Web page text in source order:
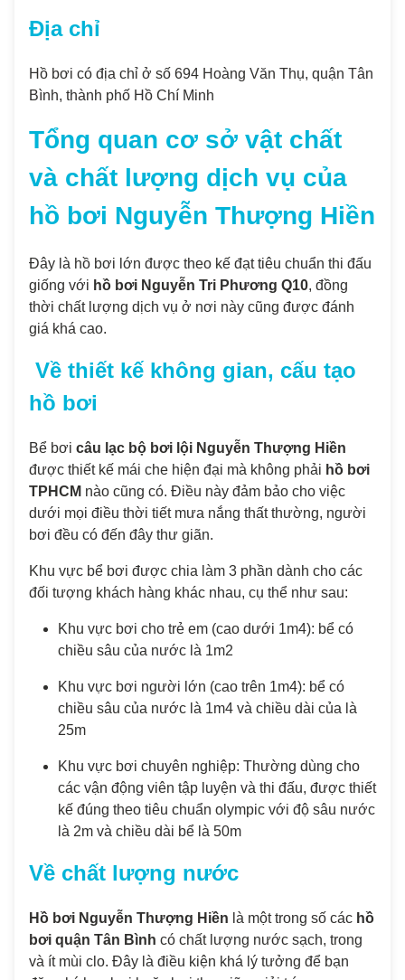
Địa chỉ
Hồ bơi có địa chỉ ở số 694 Hoàng Văn Thụ, quận Tân
Bình, thành phố Hồ Chí Minh
Tổng quan cơ sở vật chất
và chất lượng dịch vụ của
hồ bơi Nguyễn Thượng Hiền
Đây là hồ bơi lớn được theo kế đạt tiêu chuẩn thi đấu
giống với hồ bơi Nguyễn Tri Phương Q10, đồng
thời chất lượng dịch vụ ở nơi này cũng được đánh
giá khá cao.
Về thiết kế không gian, cấu tạo
hồ bơi
Bể bơi câu lạc bộ bơi lội Nguyễn Thượng Hiền
được thiết kế mái che hiện đại mà không phải hồ bơi
TPHCM nào cũng có. Điều này đảm bảo cho việc
dưới mọi điều thời tiết mưa nắng thất thường, người
bơi đều có đến đây thư giãn.
Khu vực bể bơi được chia làm 3 phần dành cho các
đối tượng khách hàng khác nhau, cụ thể như sau:
Khu vực bơi cho trẻ em (cao dưới 1m4): bể có
chiều sâu của nước là 1m2
Khu vực bơi người lớn (cao trên 1m4): bể có
chiều sâu của nước là 1m4 và chiều dài của là
25m
Khu vực bơi chuyên nghiệp: Thường dùng cho
các vận động viên tập luyện và thi đấu, được thiết
kế đúng theo tiêu chuẩn olympic với độ sâu nước
là 2m và chiều dài bể là 50m
Về chất lượng nước
Hồ bơi Nguyễn Thượng Hiền là một trong số các hồ
bơi quận Tân Bình có chất lượng nước sạch, trong
và ít mùi clo. Đây là điều kiện khá lý tưởng để bạn